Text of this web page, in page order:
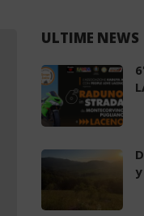
ULTIME NEWS